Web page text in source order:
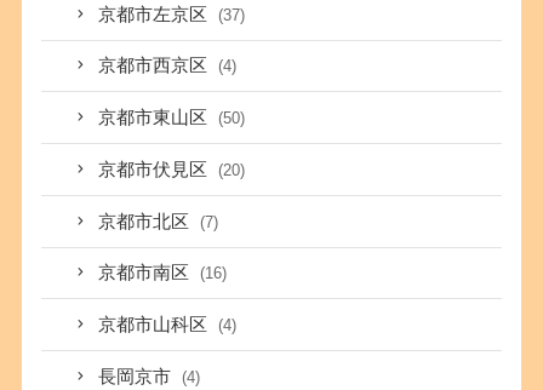
京都市左京区 (37)
京都市西京区 (4)
京都市東山区 (50)
京都市伏見区 (20)
京都市北区 (7)
京都市南区 (16)
京都市山科区 (4)
長岡京市 (4)